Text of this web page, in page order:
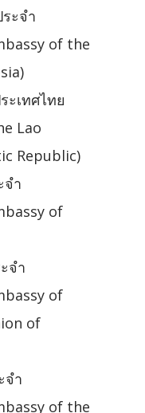
ะจำ
of the
ะเทศไทย
Lao
Republic)
จำ
of
จำ
of
of
จำ
of the